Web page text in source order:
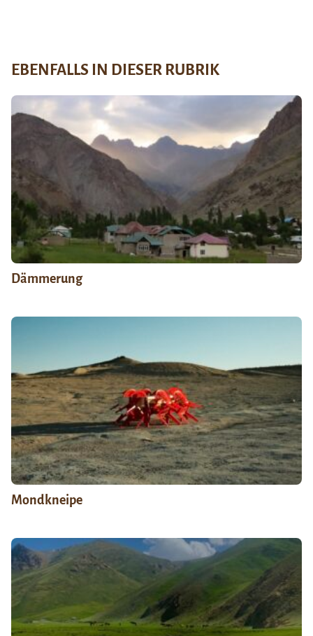
EBENFALLS IN DIESER RUBRIK
Dämmerung
Mondkneipe